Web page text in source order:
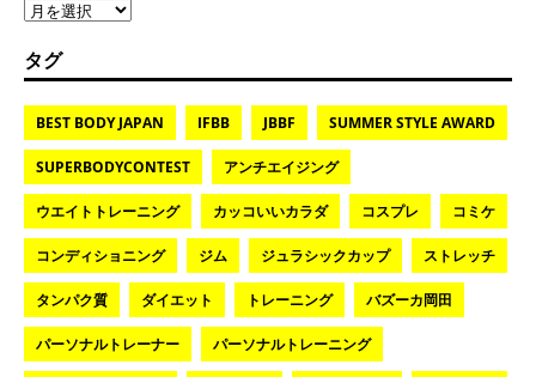
タグ
BEST BODY JAPAN IFBB JBBF SUMMER STYLE AWARD
SUPERBODYCONTEST アンチエイジング
ウエイトトレーニング カッコいいカラダ コスプレ コミケ
コンディショニング ジム ジュラシックカップ ストレッチ
タンパク質 ダイエット トレーニング バズーカ岡田
パーソナルトレーナー パーソナルトレーニング